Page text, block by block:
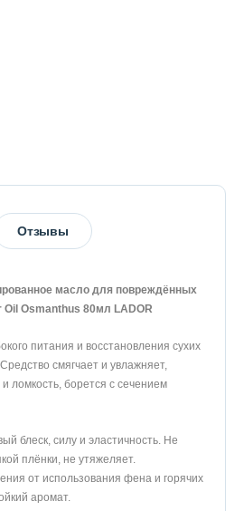
Telegram
Отзывы
масло для повреждённых
Oil Osmanthus 80мл LADOR
питания и восстановления сухих
смягчает и увлажняет,
ломкость, борется с сечением
блеск, силу и эластичность. Не
плёнки, не утяжеляет.
от использования фена и горячих
аромат.